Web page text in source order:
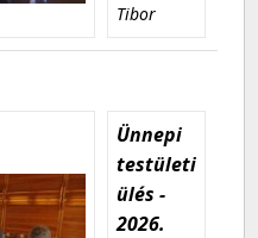
Tibor
Ünnepi
testületi
ülés -
2026.